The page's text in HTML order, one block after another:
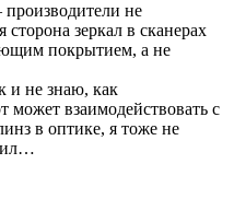
не
зеркал в сканерах
покрытием, а не
и не знаю, как
может взаимодействовать с
в оптике, я тоже не